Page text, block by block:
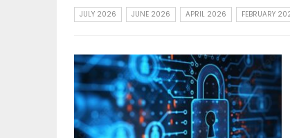
JULY 2026 JUNE 2026 APRIL 2026 FEBRUARY